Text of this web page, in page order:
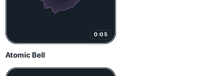
0:05
Atomic Bell